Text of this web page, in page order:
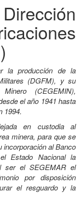
la producción de la
(DGFM), y su
(CEGEMIN),
el año 1941 hasta
1994.
en custodia al
minera, para que se
incorporación al Banco
Estado Nacional la
ser el SEGEMAR el
por disposición
el resguardo y la